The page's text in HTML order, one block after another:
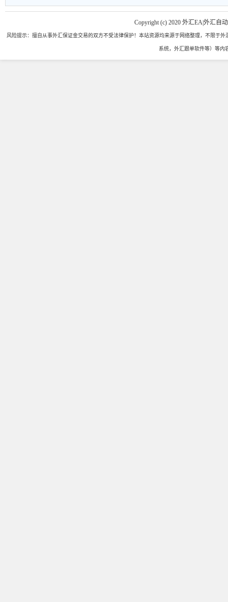
Copyright (c) 2020 外汇EA|外汇自
风险提示：擅自从事外汇保证金交易的双方不受法律保护！本站资源均来源于网络整理，不限于
系统，外汇跟单软件等）等内